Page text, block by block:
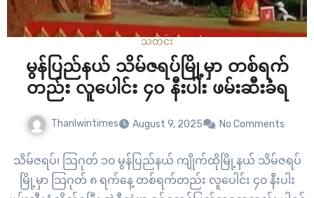
သတင်း
မွန်ပြည်နယ် သိမ်ဇရပ်မြို့မှာ တစ်ရက်
တည်း လူပေါင်း ၄၀ နီးပါး ဖမ်းဆီးခံရ
Thanlwintimes August 9, 2025 No Comments
သိမ်ဇရပ်၊ ဩဂုတ် ၁၀ မွန်ပြည်နယ် ကျိုက်ထိုမြို့နယ် သိမ်ဇရပ်
မြို့မှာ သြဂုတ် ၈ ရက်နေ့ တစ်ရက်တည်း လူပေါင်း ၄၀ နီးပါး